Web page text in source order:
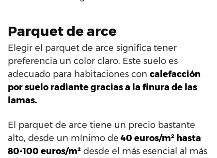
Parquet de arce
Elegir el parquet de arce significa tener
preferencia un color claro. Este suelo es
adecuado para habitaciones con calefacción
por suelo radiante gracias a la finura de las
lamas.
El parquet de arce tiene un precio bastante
alto, desde un mínimo de 40 euros/m² hasta
80-100 euros/m² desde el más esencial al más